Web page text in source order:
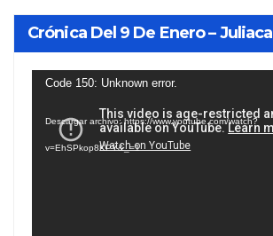
Crónica Del 9 De Enero – Juliaca
Reproductor
vídeo
Code 150: Unknown error.
Descargar archivo: https://www.youtube.com/watch?
v=EhSPkop8KPY&_=1